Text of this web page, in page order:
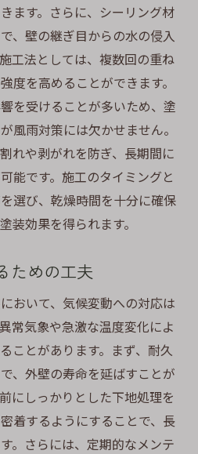
ます。さらに、シーリング材
、壁の継ぎ目からの水の侵入
工法としては、複数回の重ね
度を高めることができます。
を受けることが多いため、塗
風雨対策には欠かせません。
れや剥がれを防ぎ、長期間に
能です。施工のタイミングと
選び、乾燥時間を十分に確保
装効果を得られます。
ための工夫
おいて、気候変動への対応は
常気象や急激な温度変化によ
ことがあります。まず、耐久
、外壁の寿命を延ばすことが
にしっかりとした下地処理を
着するようにすることで、長
。さらには、定期的なメンテ